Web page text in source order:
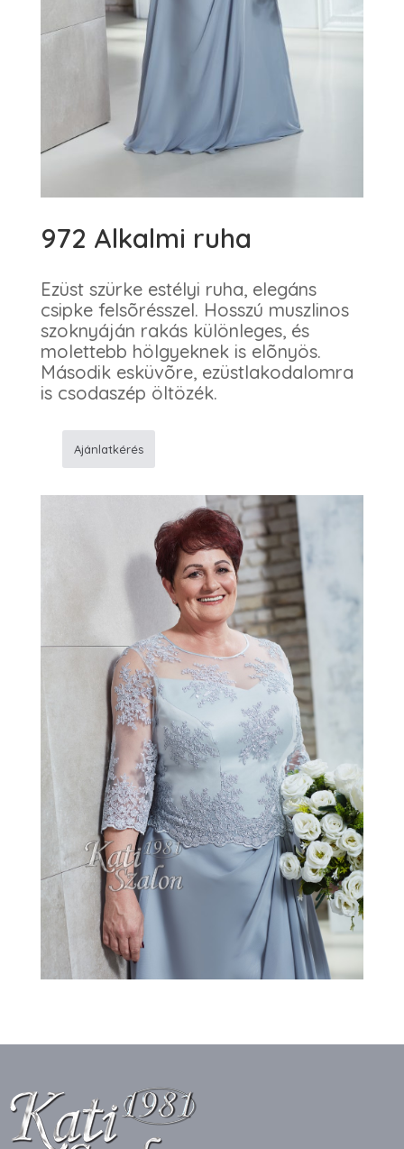
972 Alkalmi ruha
Ezüst szürke estélyi ruha, elegáns
csipke felsõrésszel. Hosszú muszlinos
szoknyáján rakás különleges, és
molettebb hölgyeknek is elõnyös.
Második esküvõre, ezüstlakodalomra
is csodaszép öltözék.
ruha
Ajánlatkérés